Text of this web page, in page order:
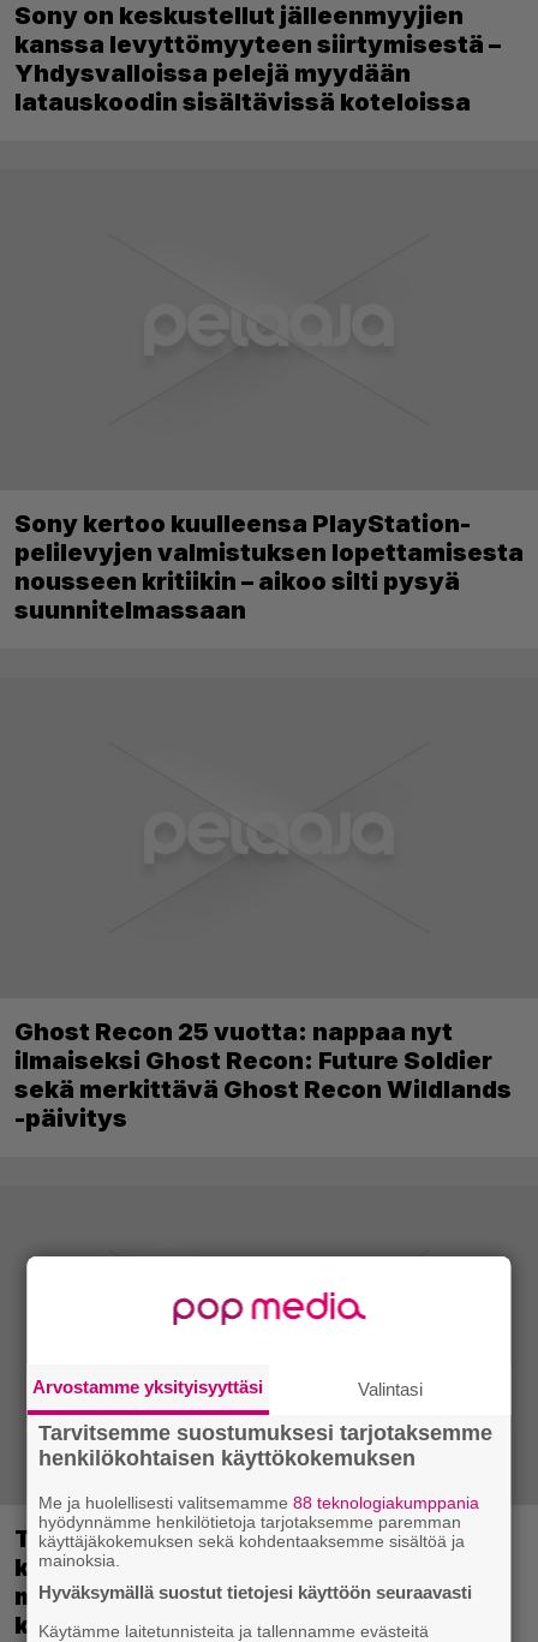
Sony on keskustellut jälleenmyyjien
kanssa levyttömyyteen siirtymisestä –
Yhdysvalloissa pelejä myydään
latauskoodin sisältävissä koteloissa
Sony kertoo kuulleensa PlayStation-
pelilevyjen valmistuksen lopettamisesta
nousseen kritiikin – aikoo silti pysyä
suunnitelmassaan
Ghost Recon 25 vuotta: nappaa nyt
ilmaiseksi Ghost Recon: Future Soldier
sekä merkittävä Ghost Recon Wildlands
-päivitys
Tulevassa ajopelissä voi kokea
kyytipalveluyrittäjän arjen – jokaisella
matkustajalla on oma hulvaton,
koskettava tai outo tarinansa
Arvostamme yksityisyyttäsi Valintasi
Tarvitsemme suostumuksesi tarjotaksemme
henkilökohtaisen käyttökokemuksen
Me ja huolellisesti valitsemamme88 teknologiakumppania
hyödynnämme henkilötietoja tarjotaksemme paremman
käyttäjäkokemuksen sekä kohdentaaksemme sisältöä ja
mainoksia.
Hyväksymällä suostut tietojesi käyttöön seuraavasti
Käytämme laitetunnisteita ja tallennamme evästeitä